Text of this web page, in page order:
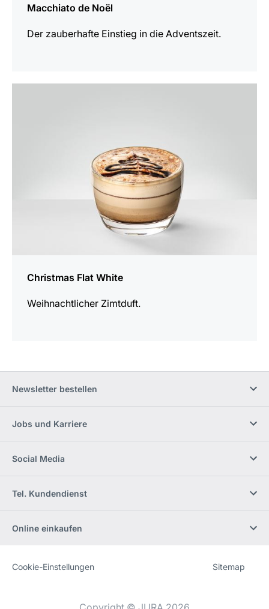
Macchiato de Noël
Der zauberhafte Einstieg in die Adventszeit.
Christmas Flat White
Weihnachtlicher Zimtduft.
Newsletter bestellen
Jobs und Karriere
Social Media
Tel. Kundendienst
Online einkaufen
Website
[Website
Cookie-Einstellungen Sitemap